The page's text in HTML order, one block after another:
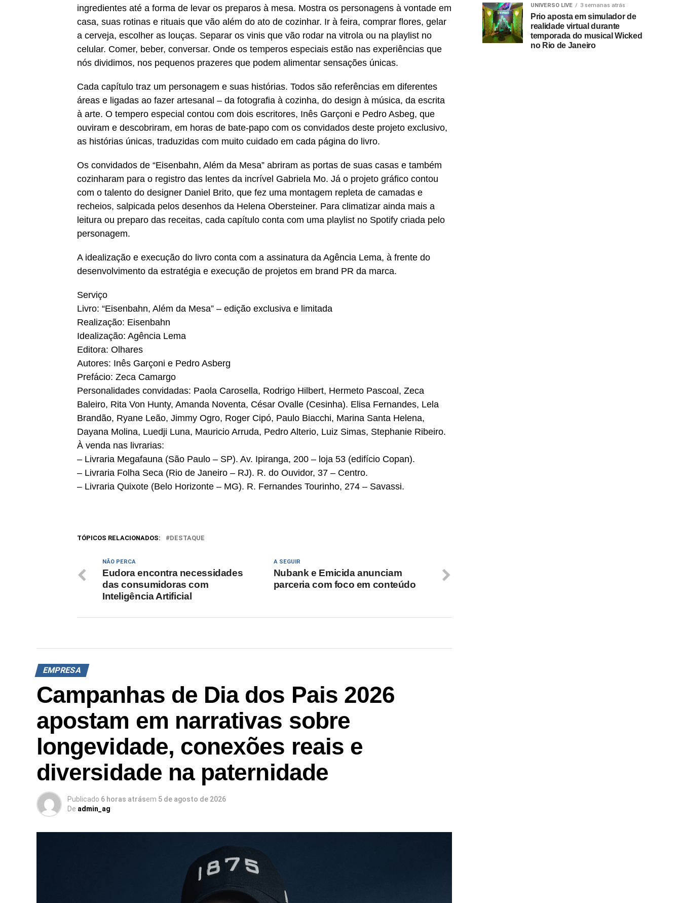
ingredientes até a forma de levar os preparos à mesa. Mostra os personagens à vontade em
casa, suas rotinas e rituais que vão além do ato de cozinhar. Ir à feira, comprar flores, gelar
a cerveja, escolher as louças. Separar os vinis que vão rodar na vitrola ou na playlist no
celular. Comer, beber, conversar. Onde os temperos especiais estão nas experiências que
nós dividimos, nos pequenos prazeres que podem alimentar sensações únicas.
Cada capítulo traz um personagem e suas histórias. Todos são referências em diferentes
áreas e ligadas ao fazer artesanal – da fotografia à cozinha, do design à música, da escrita
à arte. O tempero especial contou com dois escritores, Inês Garçoni e Pedro Asbeg, que
ouviram e descobriram, em horas de bate-papo com os convidados deste projeto exclusivo,
as histórias únicas, traduzidas com muito cuidado em cada página do livro.
Os convidados de “Eisenbahn, Além da Mesa” abriram as portas de suas casas e também
cozinharam para o registro das lentes da incrível Gabriela Mo. Já o projeto gráfico contou
com o talento do designer Daniel Brito, que fez uma montagem repleta de camadas e
recheios, salpicada pelos desenhos da Helena Obersteiner. Para climatizar ainda mais a
leitura ou preparo das receitas, cada capítulo conta com uma playlist no Spotify criada pelo
personagem.
A idealização e execução do livro conta com a assinatura da Agência Lema, à frente do
desenvolvimento da estratégia e execução de projetos em brand PR da marca.
Serviço
Livro: “Eisenbahn, Além da Mesa” – edição exclusiva e limitada
Realização: Eisenbahn
Idealização: Agência Lema
Editora: Olhares
Autores: Inês Garçoni e Pedro Asberg
Prefácio: Zeca Camargo
Personalidades convidadas: Paola Carosella, Rodrigo Hilbert, Hermeto Pascoal, Zeca
Baleiro, Rita Von Hunty, Amanda Noventa, César Ovalle (Cesinha). Elisa Fernandes, Lela
Brandão, Ryane Leão, Jimmy Ogro, Roger Cipó, Paulo Biacchi, Marina Santa Helena,
Dayana Molina, Luedji Luna, Mauricio Arruda, Pedro Alterio, Luiz Simas, Stephanie Ribeiro.
À venda nas livrarias:
– Livraria Megafauna (São Paulo – SP). Av. Ipiranga, 200 – loja 53 (edifício Copan).
– Livraria Folha Seca (Rio de Janeiro – RJ). R. do Ouvidor, 37 – Centro.
– Livraria Quixote (Belo Horizonte – MG). R. Fernandes Tourinho, 274 – Savassi.
TÓPICOS RELACIONADOS: DESTAQUE
A SEGUIR
Nubank e Emicida anunciam
parceria com foco em conteúdo
NÃO PERCA
Eudora encontra necessidades
das consumidoras com
Inteligência Artificial
EMPRESA
Campanhas de Dia dos Pais 2026
apostam em narrativas sobre
longevidade, conexões reais e
diversidade na paternidade
Publicado 6 horas atrásem 5 de agosto de 2026
De admin_ag
UNIVERSO LIVE 3 semanas atrás
Prio aposta em simulador de
realidade virtual durante
temporada do musical Wicked
no Rio de Janeiro